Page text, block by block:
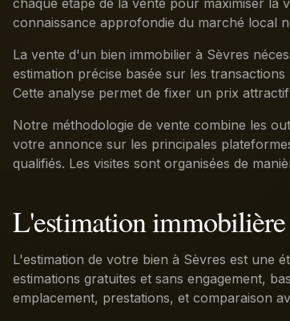
chaque étape de la vente pour maximiser la
connaissance approfondie du marché local
La vente d'un bien immobilier à Sèvres
estimation précise basée sur les
Cette analyse permet de fixer un prix
Notre méthodologie de vente combine les
votre annonce sur les principales
qualifiés. Les visites sont organisées de
L'estimation immobilière
L'estimation de votre bien à Sèvres est une
estimations gratuites et sans engagement,
emplacement, prestations, et comparaison